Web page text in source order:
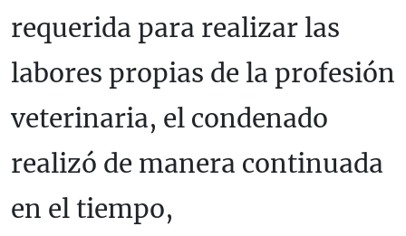
requerida para realizar las
labores propias de la profesión
veterinaria, el condenado
realizó de manera continuada
en el tiempo,